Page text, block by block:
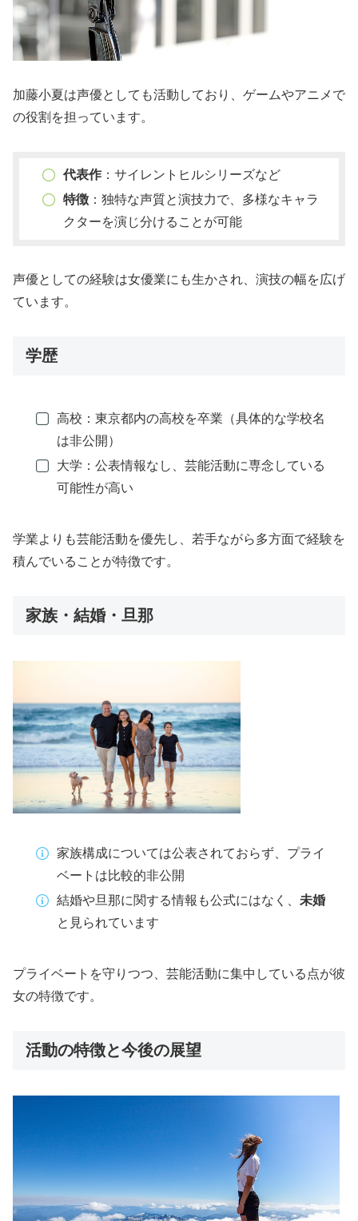
加藤小夏は声優としても活動しており、ゲームやアニメで
の役割を担っています。
代表作：サイレントヒルシリーズなど
特徴：独特な声質と演技力で、多様なキャラ
クターを演じ分けることが可能
声優としての経験は女優業にも生かされ、演技の幅を広げ
ています。
学歴
高校：東京都内の高校を卒業（具体的な学校名
は非公開）
大学：公表情報なし、芸能活動に専念している
可能性が高い
学業よりも芸能活動を優先し、若手ながら多方面で経験を
積んでいることが特徴です。
家族・結婚・旦那
家族構成については公表されておらず、プライ
ベートは比較的非公開
結婚や旦那に関する情報も公式にはなく、 未婚
と見られています
プライベートを守りつつ、芸能活動に集中している点が彼
女の特徴です。
活動の特徴と今後の展望